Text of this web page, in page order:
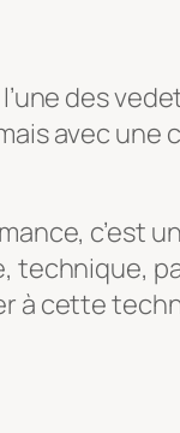
des
avec
c’est un
technique,
à cette